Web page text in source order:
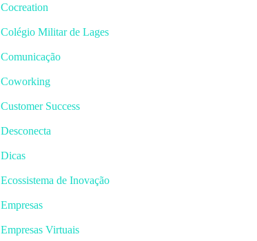
Cocreation
Colégio Militar de Lages
Comunicação
Coworking
Customer Success
Desconecta
Dicas
Ecossistema de Inovação
Empresas
Empresas Virtuais